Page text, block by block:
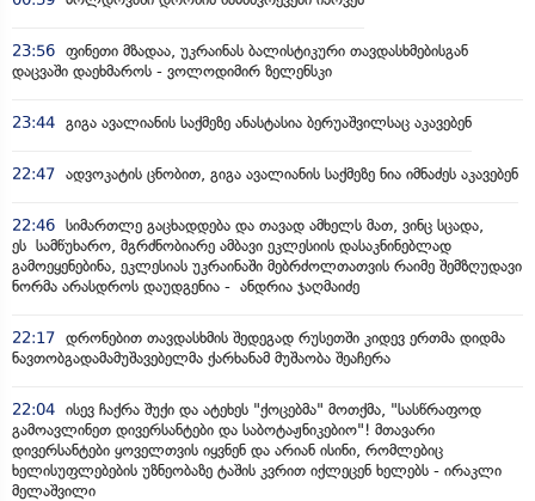
23:56 ფინეთი მზადაა, უკრაინას ბალისტიკური თავდასხმებისგან
დაცვაში დაეხმაროს - ვოლოდიმირ ზელენსკი
23:44 გიგა ავალიანის საქმეზე ანასტასია ბერუაშვილსაც აკავებენ
22:47 ადვოკატის ცნობით, გიგა ავალიანის საქმეზე ნია იმნაძეს აკავებენ
22:46 სიმართლე გაცხადდება და თავად ამხელს მათ, ვინც სცადა,
ეს სამწუხარო, მგრძნობიარე ამბავი ეკლესიის დასაკნინებლად
გამოეყენებინა, ეკლესიას უკრაინაში მებრძოლთათვის რაიმე შემზღუდავი
ნორმა არასდროს დაუდგენია - ანდრია ჯაღმაიძე
22:17 დრონებით თავდასხმის შედეგად რუსეთში კიდევ ერთმა დიდმა
ნავთობგადამამუშავებელმა ქარხანამ მუშაობა შეაჩერა
22:04 ისევ ჩაქრა შუქი და ატეხეს "ქოცებმა" მოთქმა, "სასწრაფოდ
გამოავლინეთ დივერსანტები და საბოტაჟნიკებიო"! მთავარი
დივერსანტები ყოველთვის იყვნენ და არიან ისინი, რომლებიც
ხელისუფლებების უზნეობაზე ტაშის კვრით იქლეცენ ხელებს - ირაკლი
მელაშვილი